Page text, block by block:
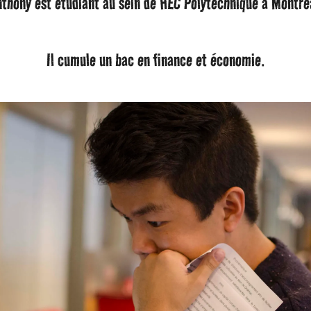
Il cumule un bac en finance et économie.